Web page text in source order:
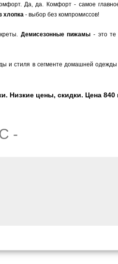
Да, да. Комфорт - самое
хлопка - выбор без компромиссов!
Демисезонные пижамы - это
и стиля в сегменте домашней
Низкие цены, скидки. Цена 840
-